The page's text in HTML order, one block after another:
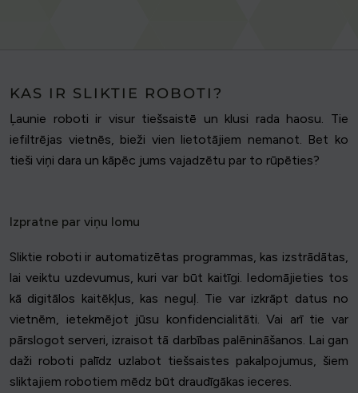
KAS IR SLIKTIE ROBOTI?
Ļaunie roboti ir visur tiešsaistē un klusi rada haosu. Tie
iefiltrējas vietnēs, bieži vien lietotājiem nemanot. Bet ko
tieši viņi dara un kāpēc jums vajadzētu par to rūpēties?
Izpratne par viņu lomu
Sliktie roboti ir automatizētas programmas, kas izstrādātas,
lai veiktu uzdevumus, kuri var būt kaitīgi. Iedomājieties tos
kā digitālos kaitēkļus, kas neguļ. Tie var izkrāpt datus no
vietnēm, ietekmējot jūsu konfidencialitāti. Vai arī tie var
pārslogot serveri, izraisot tā darbības palēnināšanos. Lai gan
daži roboti palīdz uzlabot tiešsaistes pakalpojumus, šiem
sliktajiem robotiem mēdz būt draudīgākas ieceres.